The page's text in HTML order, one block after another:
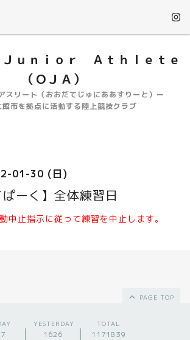
ｕｎｉｏｒ Ａｔｈｌｅｔｅ
（ＯＪＡ）
スリート（おおだてじゅにああすりーと）ー
館市を拠点に活動する陸上競技クラブ
01-30 (日)
ーく】全体練習日
中止指示に従って練習を中止します。
PAGE TOP
YESTERDAY
1626
TOTAL
1171839